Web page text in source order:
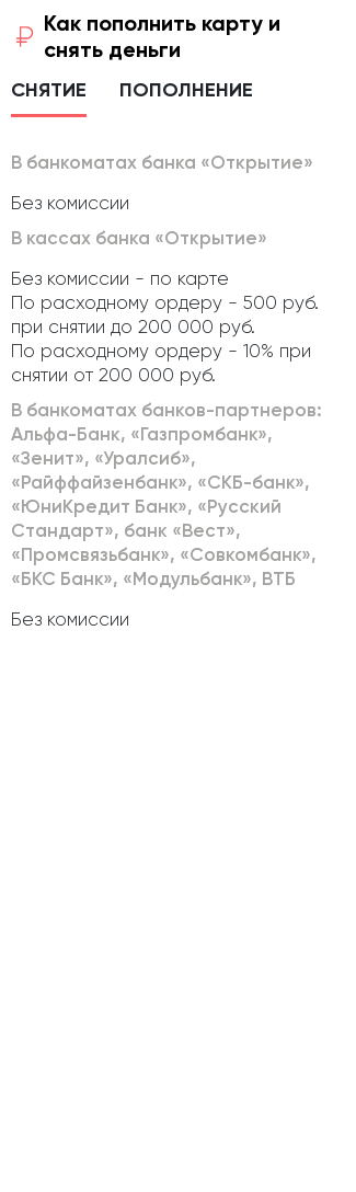
Как пополнить карту и
снять деньги
СНЯТИЕ ПОПОЛНЕНИЕ
В банкоматах банка «Открытие»
Без комиссии
В кассах банка «Открытие»
Без комиссии - по карте
По расходному ордеру - 500 руб.
при снятии до 200 000 руб.
По расходному ордеру - 10% при
снятии от 200 000 руб.
В банкоматах банков-партнеров:
Альфа-Банк, «Газпромбанк»,
«Зенит», «Уралсиб»,
«Райффайзенбанк», «СКБ-банк»,
«ЮниКредит Банк», «Русский
Стандарт», банк «Вест»,
«Промсвязьбанк», «Совкомбанк»,
«БКС Банк», «Модульбанк», ВТБ
Без комиссии